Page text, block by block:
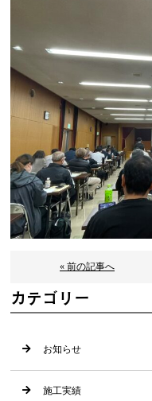
« 前の記事へ
カテゴリー
お知らせ
施工実績